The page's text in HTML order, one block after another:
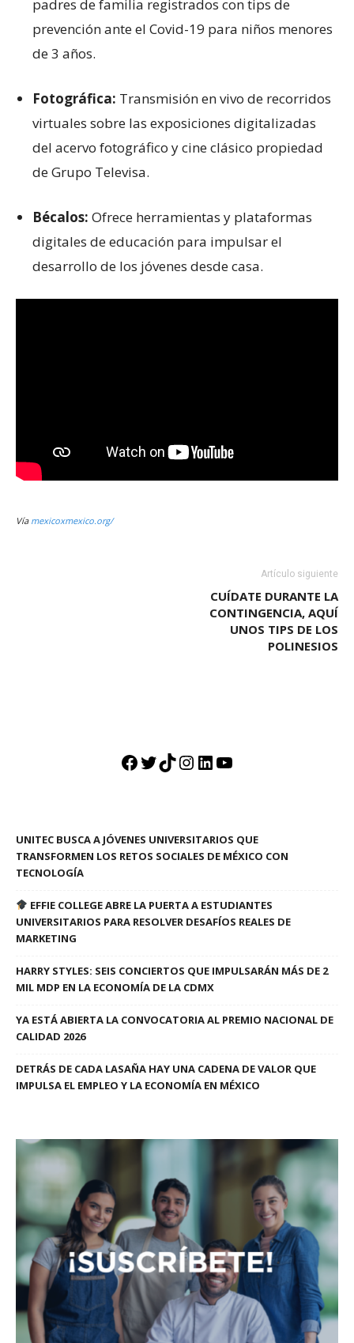
padres de familia registrados con tips de
prevención ante el Covid-19 para niños menores
de 3 años.
Fotográfica: Transmisión en vivo de recorridos
virtuales sobre las exposiciones digitalizadas
del acervo fotográfico y cine clásico propiedad
de Grupo Televisa.
Bécalos: Ofrece herramientas y plataformas
digitales de educación para impulsar el
desarrollo de los jóvenes desde casa.
Vía mexicoxmexico.org/
Artículo siguiente
CUÍDATE DURANTE LA
CONTINGENCIA, AQUÍ
UNOS TIPS DE LOS
POLINESIOS
Facebook
Twitter
TikTok
Instagram
LinkedIn
YouTube
UNITEC BUSCA A JÓVENES UNIVERSITARIOS QUE
TRANSFORMEN LOS RETOS SOCIALES DE MÉXICO CON
TECNOLOGÍA
EFFIE COLLEGE ABRE LA PUERTA A ESTUDIANTES
UNIVERSITARIOS PARA RESOLVER DESAFÍOS REALES DE
MARKETING
HARRY STYLES: SEIS CONCIERTOS QUE IMPULSARÁN MÁS DE 2
MIL MDP EN LA ECONOMÍA DE LA CDMX
YA ESTÁ ABIERTA LA CONVOCATORIA AL PREMIO NACIONAL DE
CALIDAD 2026
DETRÁS DE CADA LASAÑA HAY UNA CADENA DE VALOR QUE
IMPULSA EL EMPLEO Y LA ECONOMÍA EN MÉXICO